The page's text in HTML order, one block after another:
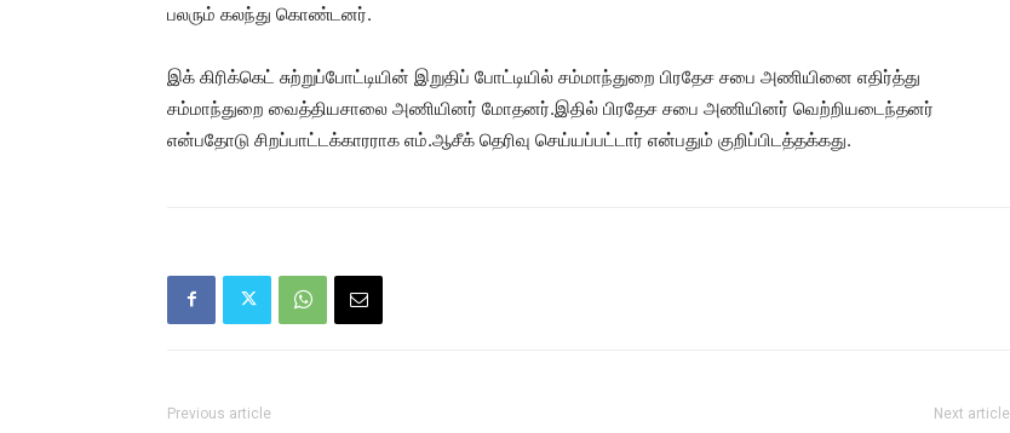
பலரும் கலந்து கொண்டனர்.
இக் கிரிக்கெட் சுற்றுப்போட்டியின் இறுதிப் போட்டியில் சம்மாந்துறை பிரதேச சபை அணியினை எதிர்த்து
சம்மாந்துறை வைத்தியசாலை அணியினர் மோதனர்.இதில் பிரதேச சபை அணியினர் வெற்றியடைந்தனர்
என்பதோடு சிறப்பாட்டக்காரராக எம்.ஆசீக் தெரிவு செய்யப்பட்டார் என்பதும் குறிப்பிடத்தக்கது.
Previous article Next article